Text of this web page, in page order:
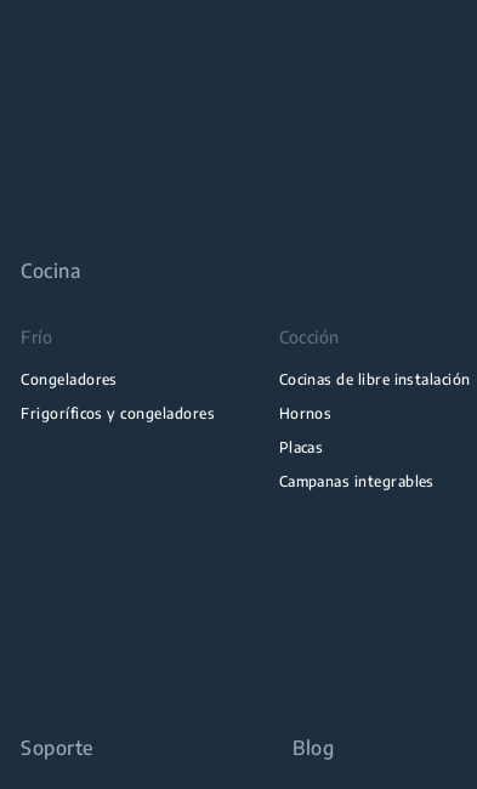
Cocina
Frío
Congeladores
Frigoríficos y congeladores
Cocción
Cocinas de libre instalación
Hornos
Placas
Campanas integrables
Soporte Blog